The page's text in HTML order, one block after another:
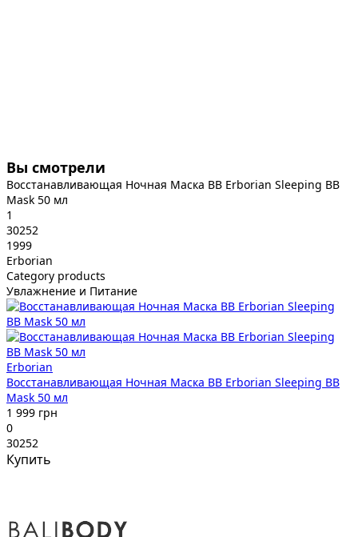
Вы смотрели
Восстанавливающая Ночная Маска BB Erborian Sleeping BB
Mask 50 мл
1
30252
1999
Erborian
Category products
Увлажнение и Питание
Erborian
Восстанавливающая Ночная Маска BB Erborian Sleeping BB
Mask 50 мл
1 999 грн
0
30252
Купить